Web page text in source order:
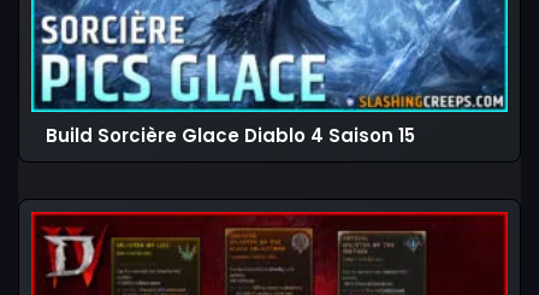
Build Sorcière Glace Diablo 4 Saison 15